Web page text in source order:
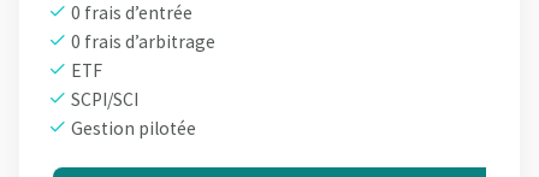
0 frais d’entrée
0 frais d’arbitrage
ETF
SCPI/SCI
Gestion pilotée